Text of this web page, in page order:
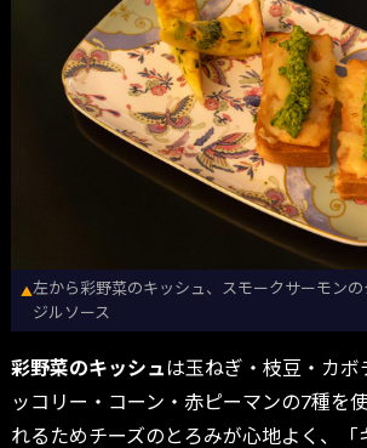
▲左から彩野菜のキッシュ、スモークサーモン
ジルソース
彩野菜のキッシュは玉ねぎ・枝豆・カボ
ッコリー・コーン・赤ピーマンの7種を
れるためチーズのとろみが心地よく、「